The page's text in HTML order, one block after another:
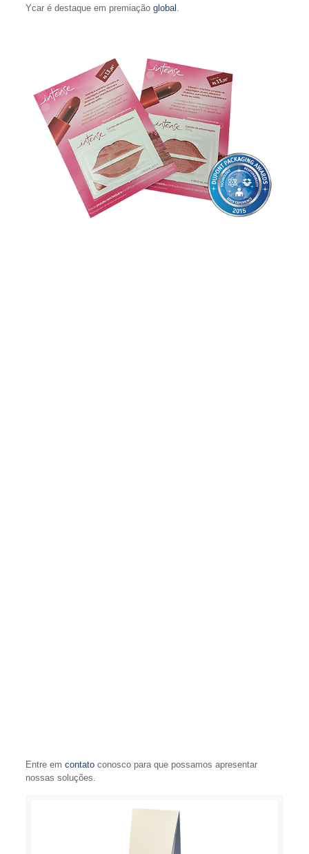
Ycar é destaque em premiação global .
Entre em contatoconosco para que possamos apresentar
nossas soluções.